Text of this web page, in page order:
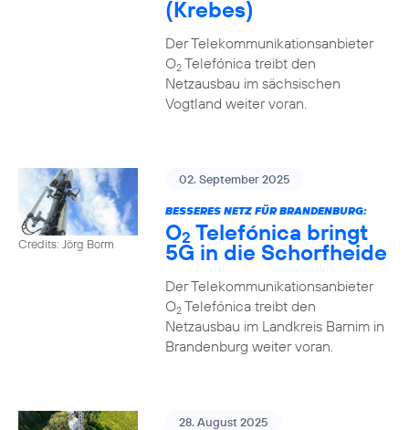
(Krebes)
Der Telekommunikationsanbieter
O2Telefónica treibt den
Netzausbau im sächsischen
Vogtland weiter voran.
Credits: Jörg Borm
02. September 2025
BESSERES NETZ FÜR BRANDENBURG:
O2 Telefónica bringt
5G in die Schorfheide
Der Telekommunikationsanbieter
O2Telefónica treibt den
Netzausbau im Landkreis Barnim in
Brandenburg weiter voran.
28. August 2025